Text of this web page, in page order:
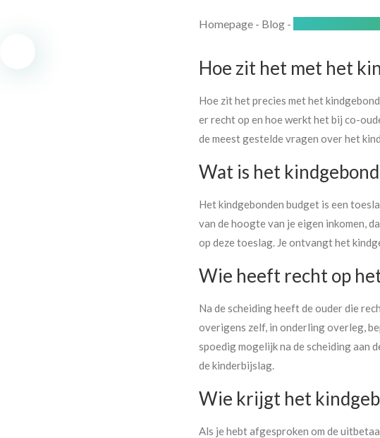
Homepage - Blog -
Hoe zit het met het
Hoe zit het precies met het
er recht op en hoe werkt het bij co-
de meest gestelde vragen over het
Wat is het
Het kindgebonden budget is een
van de hoogte van je eigen inkomen,
op deze toeslag. Je ontvangt het
Wie heeft recht op
Na de scheiding heeft de ouder die
overigens zelf, in onderling overleg,
spoedig mogelijk na de scheiding aan
de kinderbijslag.
Wie krijgt het
Als je hebt afgesproken om de